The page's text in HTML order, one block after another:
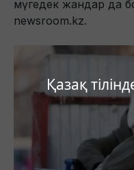
Қазақ
мүгедек жандар да
newsroom.kz.